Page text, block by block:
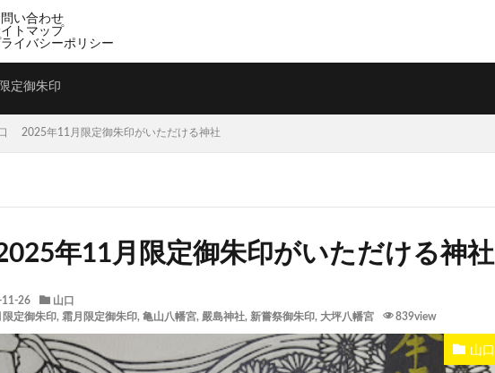
い合わせ
トマップ
イバシーポリシー
定御朱印
2025年11月限定御朱印がいただける神社
年11月限定御朱印がいただける神社
26
山口
限定御朱印, 霜月限定御朱印, 亀山八幡宮, 嚴島神社, 新嘗祭御朱印, 大坪八幡宮 839view
山口